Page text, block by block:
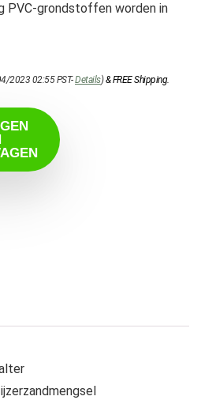
PVC-grondstoffen worden in
2023 02:55 PST-Details)&FREE Shipping.